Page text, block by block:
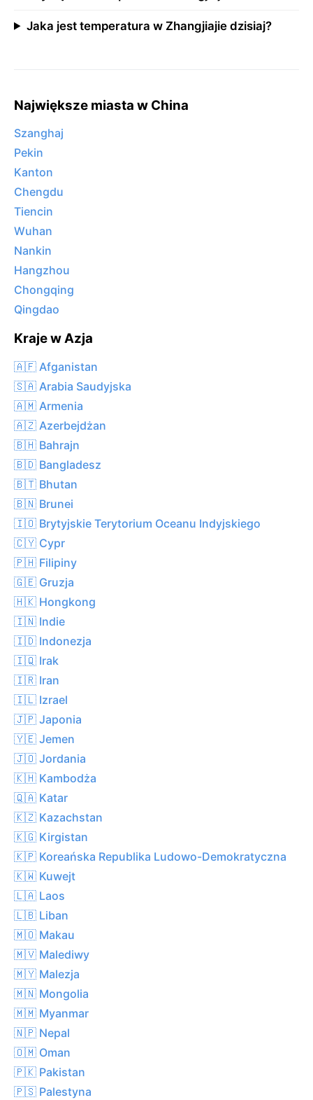
Jaka jest temperatura w Zhangjiajie dzisiaj?
Największe miasta w China
Szanghaj
Pekin
Kanton
Chengdu
Tiencin
Wuhan
Nankin
Hangzhou
Chongqing
Qingdao
Kraje w Azja
🇦🇫 Afganistan
🇸🇦 Arabia Saudyjska
🇦🇲 Armenia
🇦🇿 Azerbejdżan
🇧🇭 Bahrajn
🇧🇩 Bangladesz
🇧🇹 Bhutan
🇧🇳 Brunei
🇮🇴 Brytyjskie Terytorium Oceanu Indyjskiego
🇨🇾 Cypr
🇵🇭 Filipiny
🇬🇪 Gruzja
🇭🇰 Hongkong
🇮🇳 Indie
🇮🇩 Indonezja
🇮🇶 Irak
🇮🇷 Iran
🇮🇱 Izrael
🇯🇵 Japonia
🇾🇪 Jemen
🇯🇴 Jordania
🇰🇭 Kambodża
🇶🇦 Katar
🇰🇿 Kazachstan
🇰🇬 Kirgistan
🇰🇵 Koreańska Republika Ludowo-Demokratyczna
🇰🇼 Kuwejt
🇱🇦 Laos
🇱🇧 Liban
🇲🇴 Makau
🇲🇻 Malediwy
🇲🇾 Malezja
🇲🇳 Mongolia
🇲🇲 Myanmar
🇳🇵 Nepal
🇴🇲 Oman
🇵🇰 Pakistan
🇵🇸 Palestyna